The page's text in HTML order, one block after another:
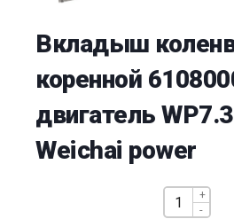
Вкладыш
коренной
двигатель
Weichai power
-
+